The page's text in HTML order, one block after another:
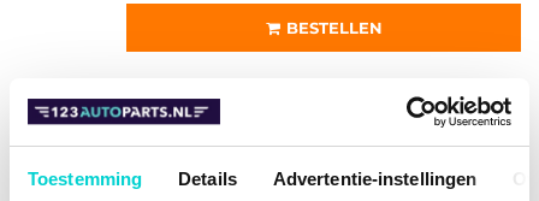
Toestemming Details Advertentie-instellingen
BESTELLEN
Remklauw revisie ATE 11.8116-0340.1
ATE